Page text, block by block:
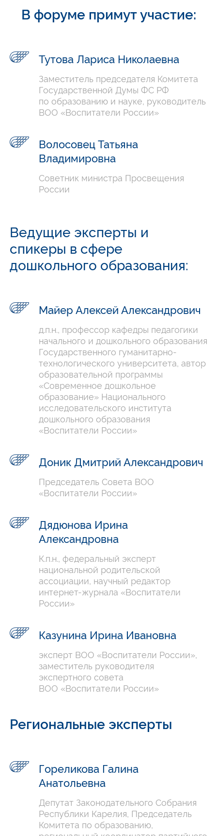
В форуме примут участие:
Тутова Лариса Николаевна
Заместитель председателя Комитета
Государственной Думы ФС РФ
по образованию и науке, руководитель
ВОО «Воспитатели России»
Волосовец Татьяна
Владимировна
Советник министра Просвещения
России
Ведущие эксперты и
спикеры в сфере
дошкольного образования:
Майер Алексей Александрович
д.п.н., профессор кафедры педагогики
начального и дошкольного образования
Государственного гуманитарно-
технологического университета, автор
образовательной программы
«Современное дошкольное
образование» Национального
исследовательского института
дошкольного образования
«Воспитатели России»
Доник Дмитрий Александрович
Председатель Совета ВОО
«Воспитатели России»
Дядюнова Ирина
Александровна
К.п.н., федеральный эксперт
национальной родительской
ассоциации, научный редактор
интернет-журнала «Воспитатели
России»
Казунина Ирина Ивановна
эксперт ВОО «Воспитатели России»,
заместитель руководителя
экспертного совета
ВОО «Воспитатели России»
Региональные эксперты
Гореликова Галина
Анатольевна
Депутат Законодательного Собрания
Республики Карелия, Председатель
Комитета по образованию,